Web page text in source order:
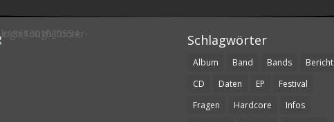
Schlagwörter
Album Band Bands
Bericht
CD
Daten EP
Festival
Fragen
Hardcore
Infos